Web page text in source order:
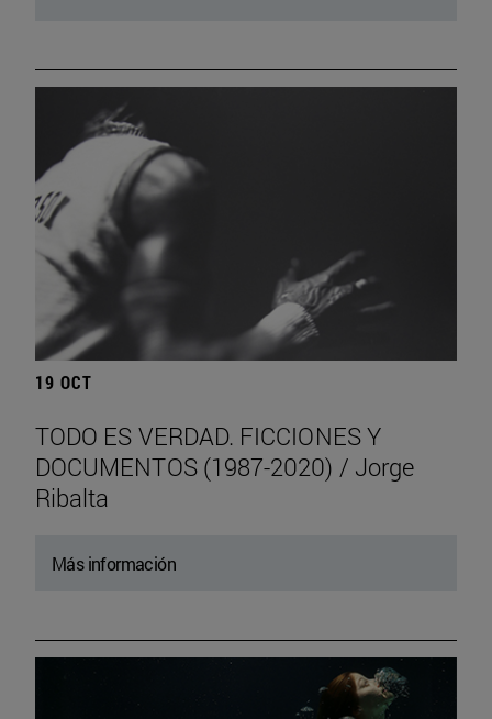
19 OCT
TODO ES VERDAD. FICCIONES Y
DOCUMENTOS (1987-2020) / Jorge
Ribalta
Más información